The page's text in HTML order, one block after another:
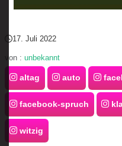
17. Juli 2022
von : unbekannt
altag auto
facebook-spruch
witzig